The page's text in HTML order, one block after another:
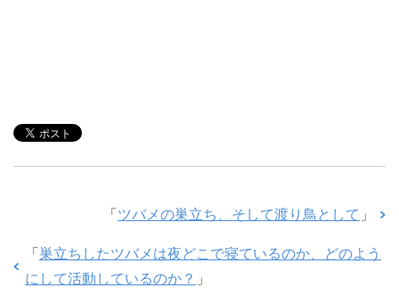
「 ツバメの巣立ち、そして渡り鳥として 」
「 巣立ちしたツバメは夜どこで寝ているのか、どのよう
にして活動しているのか？ 」